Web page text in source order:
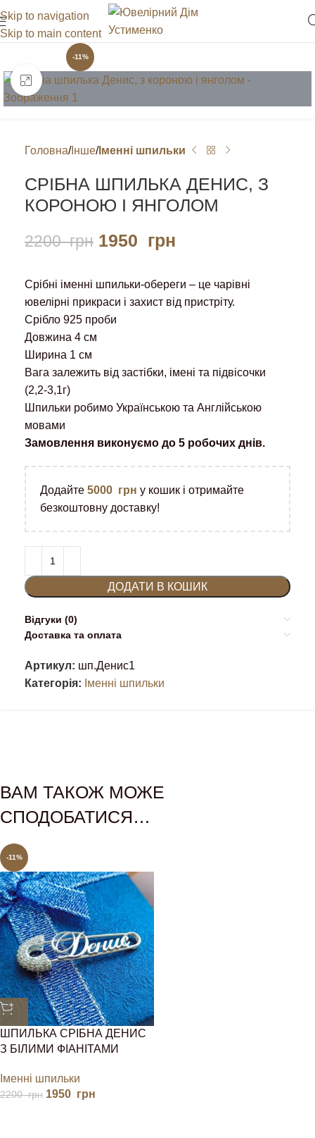
Skip to navigation
Skip to main content
-11%
Клацніть, щоб збільшити
Головна Інше Іменні шпильки
СРІБНА ШПИЛЬКА ДЕНИС, З
КОРОНОЮ І ЯНГОЛОМ
2200грн 1950 грн
Срібні іменні шпильки-обереги – це чарівні
ювелірні прикраси і захист від пристріту.
Срібло 925 проби
Довжина 4 см
Ширина 1 см
Вага залежить від застібки, імені та підвісочки
(2,2-3,1г)
Шпильки робимо Українською та Англійською
мовами
Замовлення виконуємо до 5 робочих днів.
Додайте 5000 грн у кошик і отримайте
безкоштовну доставку!
ДОДАТИ В КОШИК
Відгуки (0)
Доставка та оплата
Артикул: шп.Денис1
Категорія: Іменні шпильки
ВАМ ТАКОЖ МОЖЕ
СПОДОБАТИСЯ…
-11%
ШПИЛЬКА СРІБНА ДЕНИС
З БІЛИМИ ФІАНІТАМИ
Іменні шпильки
2200грн 1950 грн